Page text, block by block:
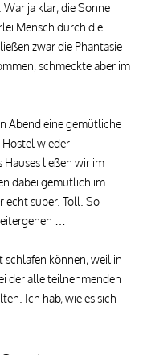
ja klar, die Sonne
Mensch durch die
zwar die Phantasie
schmeckte aber im
Abend eine gemütliche
wieder
Hauses ließen wir im
dabei gemütlich im
echt super. Toll. So
…
schlafen können, weil in
der alle teilnehmenden
Ich hab, wie es sich